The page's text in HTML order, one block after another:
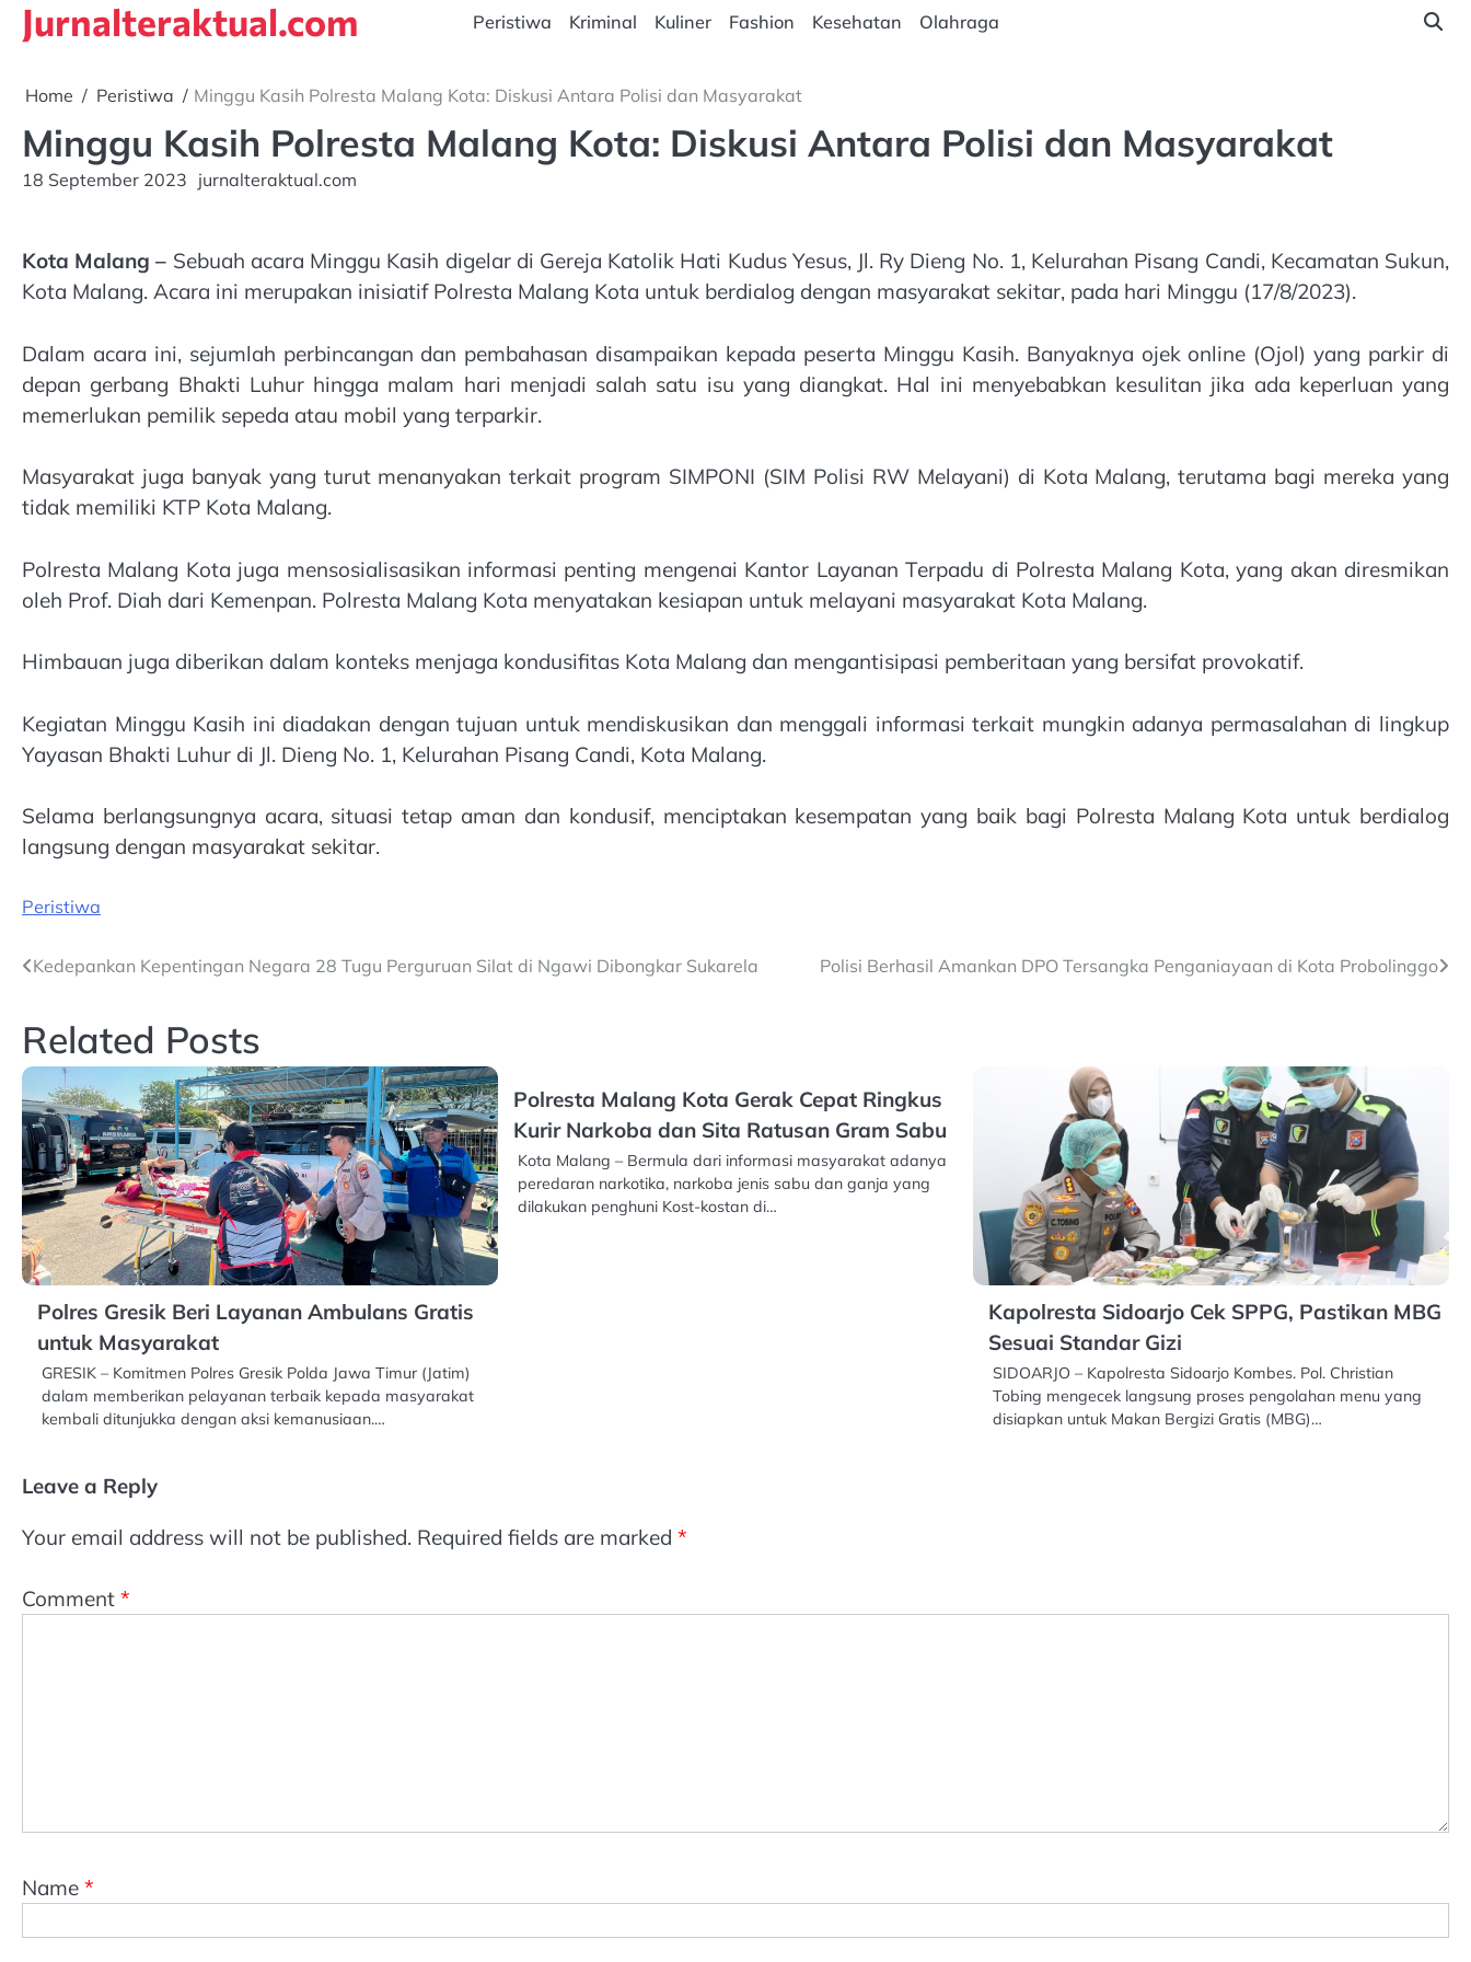
SkipJurnalteraktual.com Peristiwa Kriminal Kuliner Fashion Kesehatan Olahraga
Home Peristiwa Minggu Kasih Polresta Malang Kota: Diskusi Antara Polisi dan Masyarakat
Minggu Kasih Polresta Malang Kota: Diskusi Antara Polisi dan Masyarakat
18 September 2023 jurnalteraktual.com
Kota Malang – Sebuah acara Minggu Kasih digelar di Gereja Katolik Hati Kudus Yesus, Jl. Ry Dieng No. 1, Kelurahan Pisang Candi, Kecamatan Sukun,
Kota Malang. Acara ini merupakan inisiatif Polresta Malang Kota untuk berdialog dengan masyarakat sekitar, pada hari Minggu (17/8/2023).
Dalam acara ini, sejumlah perbincangan dan pembahasan disampaikan kepada peserta Minggu Kasih. Banyaknya ojek online (Ojol) yang parkir di
depan gerbang Bhakti Luhur hingga malam hari menjadi salah satu isu yang diangkat. Hal ini menyebabkan kesulitan jika ada keperluan yang
memerlukan pemilik sepeda atau mobil yang terparkir.
Masyarakat juga banyak yang turut menanyakan terkait program SIMPONI (SIM Polisi RW Melayani) di Kota Malang, terutama bagi mereka yang
tidak memiliki KTP Kota Malang.
Polresta Malang Kota juga mensosialisasikan informasi penting mengenai Kantor Layanan Terpadu di Polresta Malang Kota, yang akan diresmikan
oleh Prof. Diah dari Kemenpan. Polresta Malang Kota menyatakan kesiapan untuk melayani masyarakat Kota Malang.
Himbauan juga diberikan dalam konteks menjaga kondusifitas Kota Malang dan mengantisipasi pemberitaan yang bersifat provokatif.
Kegiatan Minggu Kasih ini diadakan dengan tujuan untuk mendiskusikan dan menggali informasi terkait mungkin adanya permasalahan di lingkup
Yayasan Bhakti Luhur di Jl. Dieng No. 1, Kelurahan Pisang Candi, Kota Malang.
Selama berlangsungnya acara, situasi tetap aman dan kondusif, menciptakan kesempatan yang baik bagi Polresta Malang Kota untuk berdialog
langsung dengan masyarakat sekitar.
Peristiwa
Post
Kedepankan Kepentingan Negara 28 Tugu Perguruan Silat di Ngawi Dibongkar Sukarela Polisi Berhasil Amankan DPO Tersangka Penganiayaan di Kota Probolinggo
Related Posts
Polres Gresik Beri Layanan Ambulans Gratis
untuk Masyarakat
GRESIK – Komitmen Polres Gresik Polda Jawa Timur (Jatim)
dalam memberikan pelayanan terbaik kepada masyarakat
kembali ditunjukka dengan aksi kemanusiaan.…
Polresta Malang Kota Gerak Cepat Ringkus
Kurir Narkoba dan Sita Ratusan Gram Sabu
Kota Malang – Bermula dari informasi masyarakat adanya
peredaran narkotika, narkoba jenis sabu dan ganja yang
dilakukan penghuni Kost-kostan di…
Kapolresta Sidoarjo Cek SPPG, Pastikan MBG
Sesuai Standar Gizi
SIDOARJO – Kapolresta Sidoarjo Kombes. Pol. Christian
Tobing mengecek langsung proses pengolahan menu yang
disiapkan untuk Makan Bergizi Gratis (MBG)…
Leave a Reply
Your email address will not be published. Required fields are marked *
Comment *
Name *